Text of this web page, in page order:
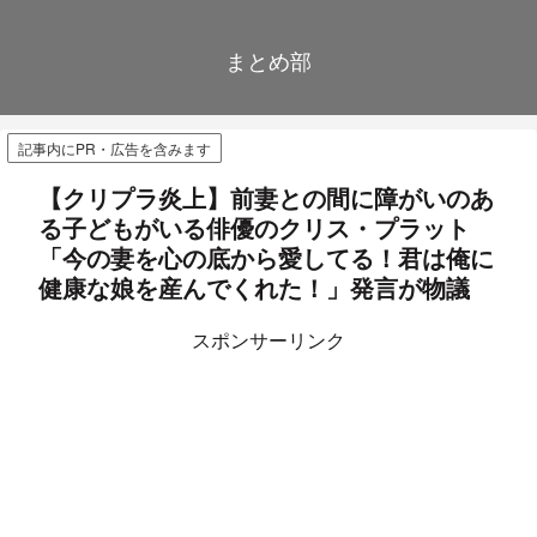
まとめ部
記事内にPR・広告を含みます
【クリプラ炎上】前妻との間に障がいのあ
る子どもがいる俳優のクリス・プラット
「今の妻を心の底から愛してる！君は俺に
健康な娘を産んでくれた！」発言が物議
スポンサーリンク